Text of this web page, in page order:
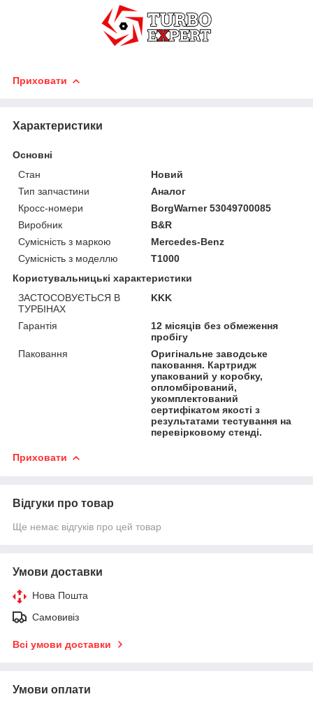
Приховати
Характеристики
Основні
Стан
Новий
Тип запчастини
Аналог
Кросс-номери
BorgWarner 53049700085
Виробник
B&R
Сумісність з маркою
Mercedes-Benz
Сумісність з моделлю
T1000
Користувальницькі характеристики
ЗАСТОСОВУЄТЬСЯ В
ТУРБІНАХ
KKK
Гарантія
12 місяців без обмеження
пробігу
Паковання
Оригінальне заводське
паковання. Картридж
упакований у коробку,
опломбірований,
укомплектований
сертифікатом якості з
результатами тестування на
перевірковому стенді.
Приховати
Відгуки про товар
Ще немає відгуків про цей товар
Умови доставки
Нова Пошта
Самовивіз
Всі умови доставки
Умови оплати